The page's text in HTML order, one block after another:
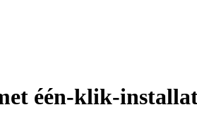
één-klik-